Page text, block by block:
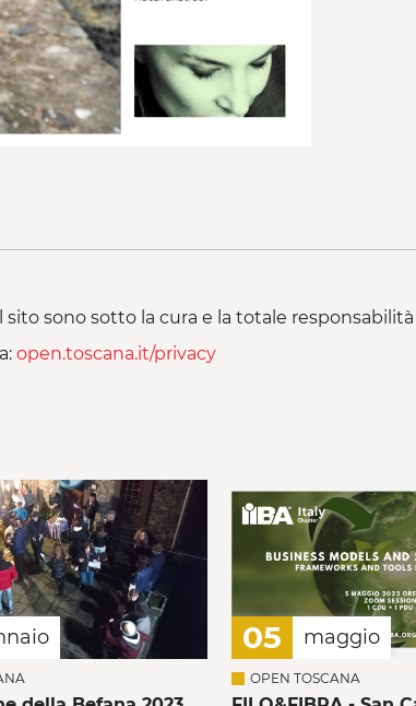
sono sotto la cura e la totale
open.toscana.it/privacy
05 maggio
OPEN TOSCANA